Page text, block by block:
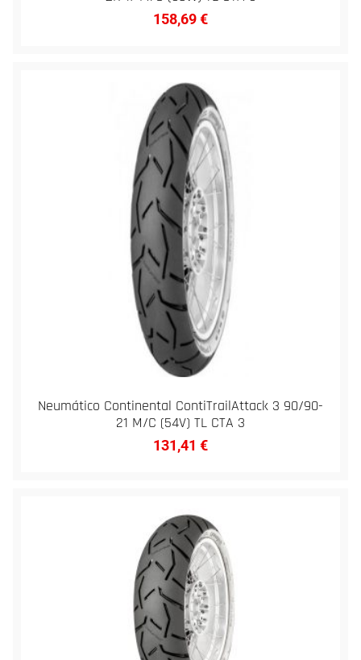
158,69€
Neumático Continental ContiTrailAttack 3 90/90-
21 M/C (54V) TL CTA 3
131,41 €